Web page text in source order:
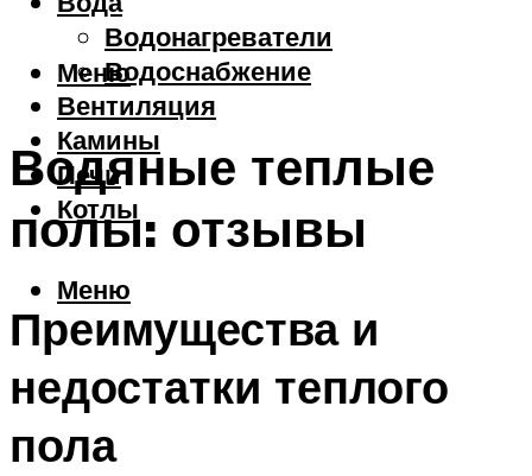
Водонагреватели
Водоснабжение
Вентиляция
Камины
Печи
Котлы
Меню
Меню
Водяные теплые
полы: отзывы
Преимущества и
недостатки теплого
пола